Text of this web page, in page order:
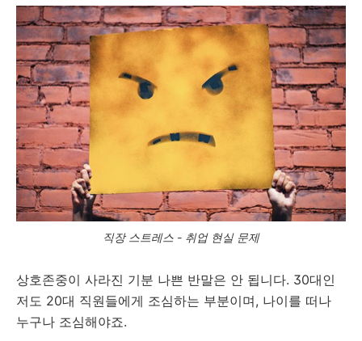
직장 스트레스 - 취업 현실 문제
상호존중이 사라진 기분 나쁜 반말은 안 됩니다. 30대인
저도 20대 직원들에게 조심하는 부분이며, 나이를 떠나
누구나 조심해야죠.